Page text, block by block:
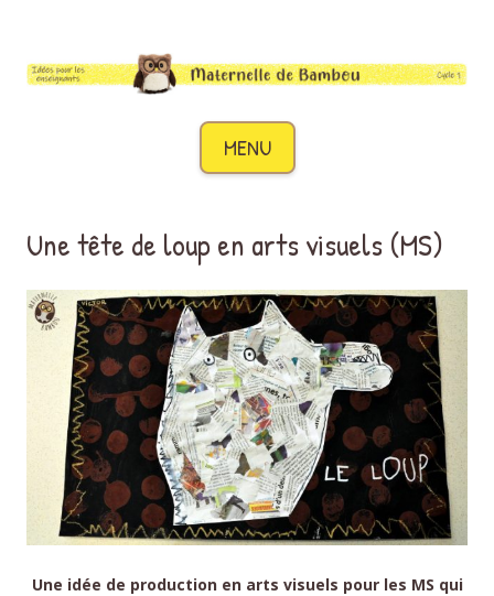
MENU
Aller au contenu
Une tête de loup en arts visuels (MS)
Une idée de production en arts visuels pour les MS qui